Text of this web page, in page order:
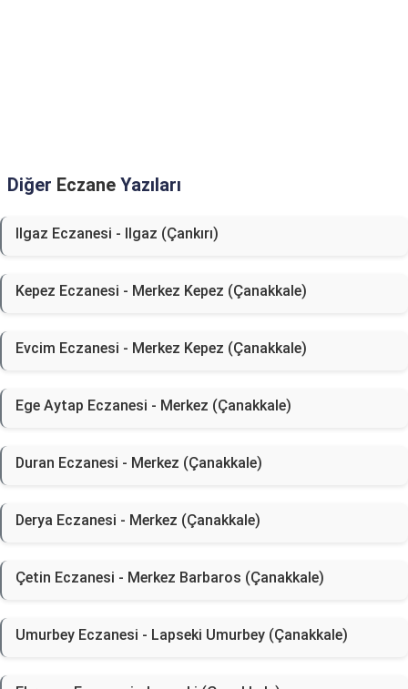
Diğer Eczane Yazıları
Ilgaz Eczanesi - Ilgaz (Çankırı)
Kepez Eczanesi - Merkez Kepez (Çanakkale)
Evcim Eczanesi - Merkez Kepez (Çanakkale)
Ege Aytap Eczanesi - Merkez (Çanakkale)
Duran Eczanesi - Merkez (Çanakkale)
Derya Eczanesi - Merkez (Çanakkale)
Çetin Eczanesi - Merkez Barbaros (Çanakkale)
Umurbey Eczanesi - Lapseki Umurbey (Çanakkale)